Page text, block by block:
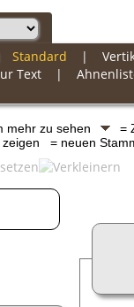
Standard |
Text|
mehr zu sehen
=
= neuen